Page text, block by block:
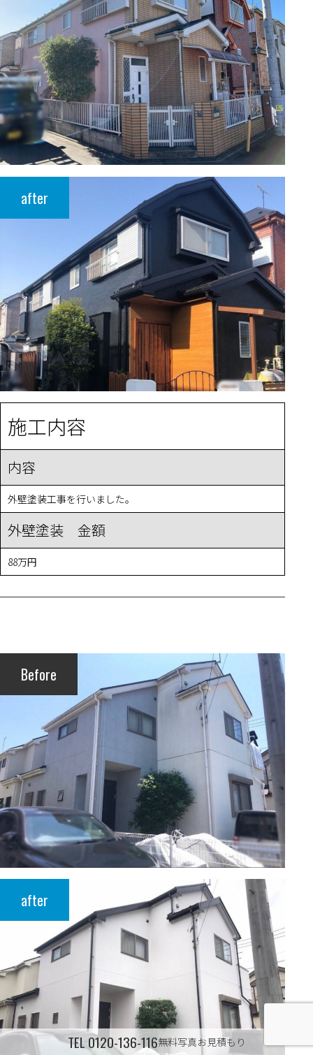
after
施工内容
内容
外壁塗装工事を行いました。
外壁塗装 金額
88万円
Before
after
TEL 0120-136-116無料写真お見積もり